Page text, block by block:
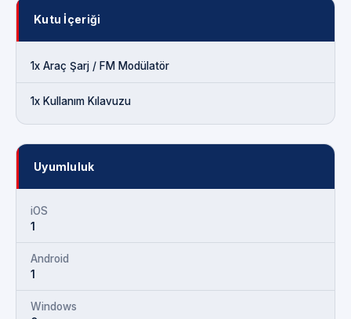
Kutu İçeriği
1x Araç Şarj / FM Modülatör
1x Kullanım Kılavuzu
Uyumluluk
iOS
1
Android
1
Windows